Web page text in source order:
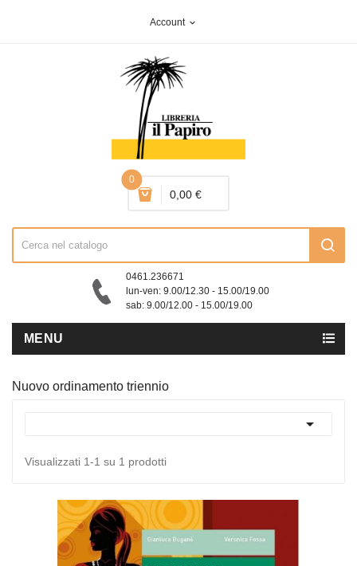
Account expand_more
0
0,00 €
0461.236671
lun-ven: 9.00/12.30 - 15.00/19.00
sab: 9.00/12.00 - 15.00/19.00
MENU
Nuovo ordinamento triennio

Visualizzati 1-1 su 1 prodotti